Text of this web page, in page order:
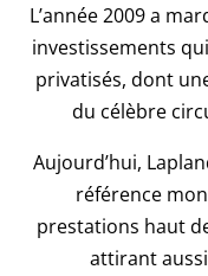
L’année 2009 a
investissements
privatisés, dont
du célèbre
Aujourd’hui,
référence
prestations haut
attirant